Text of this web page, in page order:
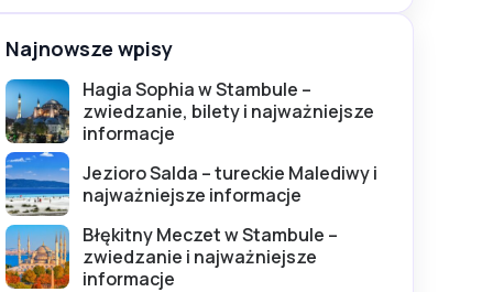
Najnowsze wpisy
Hagia Sophia w Stambule –
zwiedzanie, bilety i najważniejsze
informacje
Jezioro Salda – tureckie Malediwy i
najważniejsze informacje
Błękitny Meczet w Stambule –
zwiedzanie i najważniejsze
informacje